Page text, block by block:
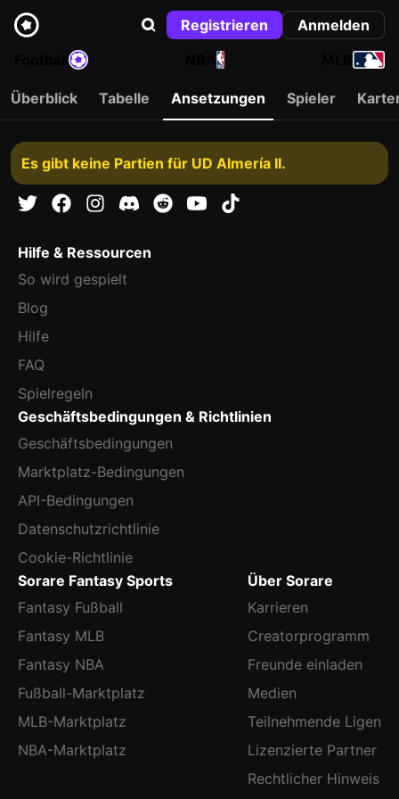
Registrieren
Anmelden
NBA
Überblick Tabelle Ansetzungen Spieler
Es gibt keine Partien für UD Almería II.
Hilfe & Ressourcen
So wird gespielt
Blog
Hilfe
FAQ
Spielregeln
Geschäftsbedingungen & Richtlinien
Geschäftsbedingungen
Marktplatz-Bedingungen
API-Bedingungen
Datenschutzrichtlinie
Cookie-Richtlinie
Sorare Fantasy Sports
Fantasy Fußball
Fantasy MLB
Fantasy NBA
Fußball-Marktplatz
MLB-Marktplatz
NBA-Marktplatz
Über Sorare
Karrieren
Creatorprogramm
Freunde einladen
Medien
Teilnehmende Ligen
Lizenzierte Partner
Rechtlicher Hinweis